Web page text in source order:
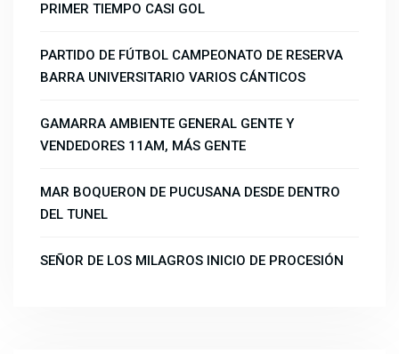
PRIMER TIEMPO CASI GOL
PARTIDO DE FÚTBOL CAMPEONATO DE RESERVA
BARRA UNIVERSITARIO VARIOS CÁNTICOS
GAMARRA AMBIENTE GENERAL GENTE Y
VENDEDORES 11AM, MÁS GENTE
MAR BOQUERON DE PUCUSANA DESDE DENTRO
DEL TUNEL
SEÑOR DE LOS MILAGROS INICIO DE PROCESIÓN